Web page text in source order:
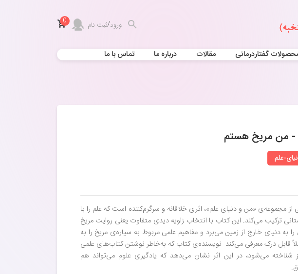
ورود/ثبت نام 0
گفتاردرمانی مقالات درباره ما تماس با ما
- من مریخ هستم
علم
مجموعه‌ی «من و دنیای علم»، اثری خلاقانه و سرگرم‌کننده است که علم را با
ترکیب می‌کند. این کتاب با انتخاب زاویه دیدی متفاوت یعنی روایت مریخ
به دنیای خارج از زمین می‌برد و مفاهیم علمی مربوط به سیاره‌ی مریخ را به
قابل درک معرفی می‌کند. نویسنده‌ی کتاب که به‌خاطر نوشتن کتاب‌های علمی
شناخته می‌شود، در این اثر نشان می‌دهد که یادگیری علوم می‌تواند هم